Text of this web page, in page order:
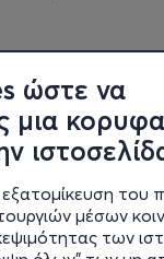
ώστε να
μια
του
μέσων
των